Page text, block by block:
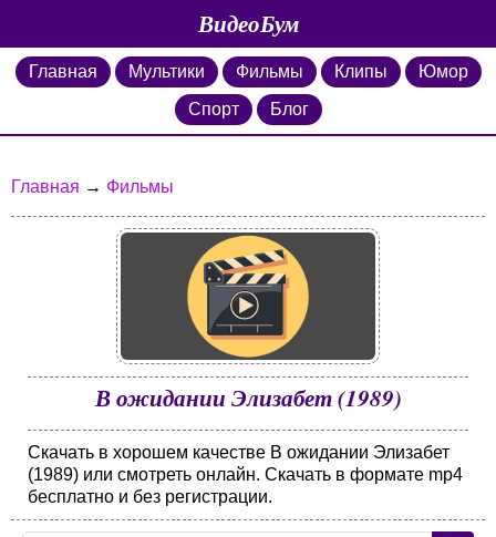
ВидеоБум
Главная Мультики Фильмы Клипы
Юмор
Спорт
Блог
Главная → Фильмы
В ожидании Элизабет (1989)
Скачать в хорошем качестве В ожидании Элизабет
(1989) или смотреть онлайн. Скачать в формате mp4
бесплатно и без регистрации.